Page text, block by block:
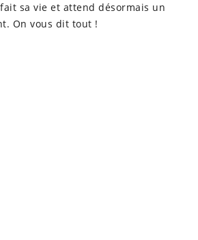
sa vie et attend désormais un
On vous dit tout !